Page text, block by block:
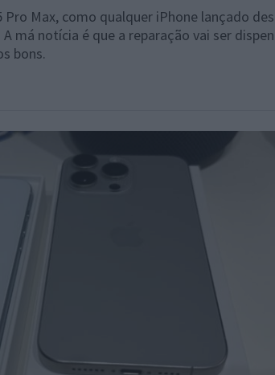
Max, como qualquer iPhone lançado
má notícia é que a reparação vai ser
bons.